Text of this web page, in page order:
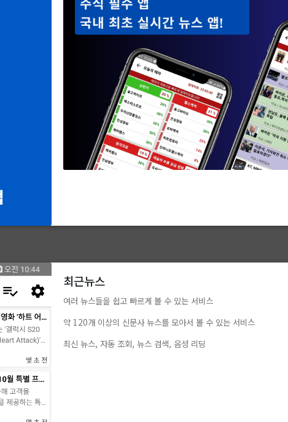
최근뉴스
여러 뉴스들을 쉽고 빠르게 볼 수 있는 서비스
약 120개 이상의 신문사 뉴스를 모아서 볼 수 있는 서비스
최신 뉴스, 자동 조회, 뉴스 검색, 음성 리딩